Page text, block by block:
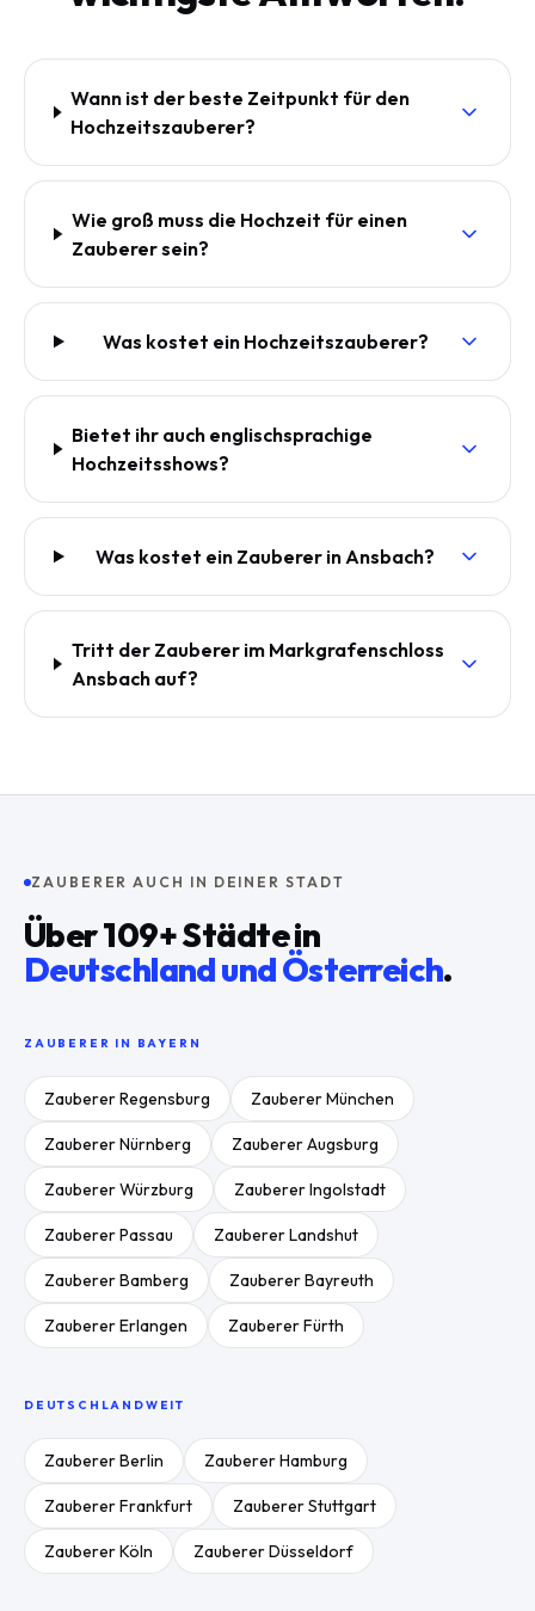
Wann ist der beste Zeitpunkt für den
Hochzeitszauberer?
Wie groß muss die Hochzeit für einen
Zauberer sein?
Was kostet ein Hochzeitszauberer?
Bietet ihr auch englischsprachige
Hochzeitsshows?
Was kostet ein Zauberer in Ansbach?
Tritt der Zauberer im Markgrafenschloss
Ansbach auf?
ZAUBERER AUCH IN DEINER STADT
Über109+ Städte in
Deutschland und Österreich.
ZAUBERER IN BAYERN
ZaubererRegensburg ZaubererMünchen
ZaubererNürnberg ZaubererAugsburg
ZaubererWürzburg ZaubererIngolstadt
ZaubererPassau ZaubererLandshut
ZaubererBamberg ZaubererBayreuth
ZaubererErlangen ZaubererFürth
DEUTSCHLANDWEIT
ZaubererBerlin ZaubererHamburg
ZaubererFrankfurt ZaubererStuttgart
ZaubererKöln ZaubererDüsseldorf